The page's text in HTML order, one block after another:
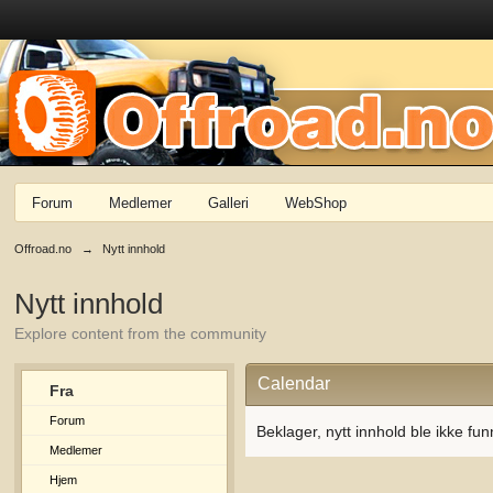
Forum Medlemer Galleri WebShop
Offroad.no → Nytt innhold
Nytt innhold
Explore content from the community
Fra
Forum
Medlemer
Hjem
Calendar
Beklager, nytt innhold ble ikke